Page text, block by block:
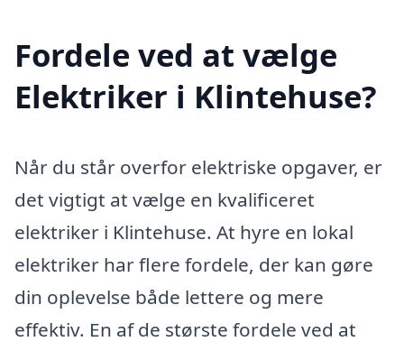
Fordele ved at vælge
Elektriker i Klintehuse?
Når du står overfor elektriske opgaver, er
det vigtigt at vælge en kvalificeret
elektriker i Klintehuse. At hyre en lokal
elektriker har flere fordele, der kan gøre
din oplevelse både lettere og mere
effektiv. En af de største fordele ved at